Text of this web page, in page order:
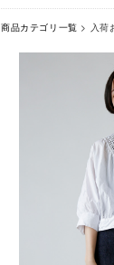
商品カテゴリ一覧 > 入荷